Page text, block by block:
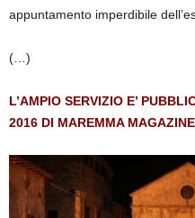
appuntamento imperdibile
(…)
L’AMPIO SERVIZIO E’
2016 DI MAREMMA MAGAZINE